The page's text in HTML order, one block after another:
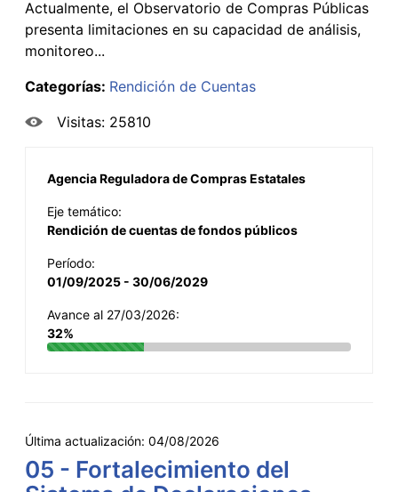
Actualmente, el Observatorio de Compras Públicas
presenta limitaciones en su capacidad de análisis,
monitoreo...
Categorías: Rendición de Cuentas
Visitas: 25810
Agencia Reguladora de Compras Estatales
Eje temático:
Rendición de cuentas de fondos públicos
Período:
01/09/2025 - 30/06/2029
Avance al 27/03/2026:
32%
Última actualización: 04/08/2026
05 - Fortalecimiento del